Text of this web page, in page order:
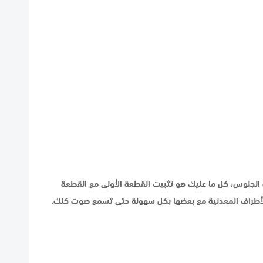
كل ما عليك هو تثبيت القطعة الأولى مع القطعة
الأطراف المعدنية مع بعضها بكل سهولة حتى تسمع صوت كلك.